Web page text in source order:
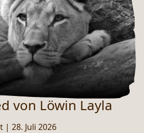
von Löwin Layla
| 28. Juli 2026